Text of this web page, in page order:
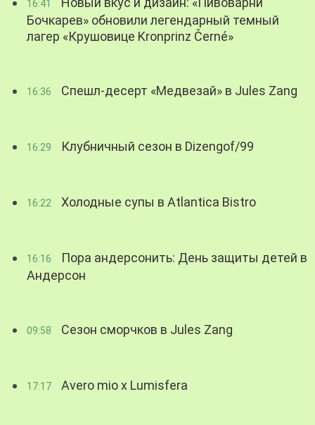
16:41
Бочкарев» обновили легендарный темный
лагер «Крушовице Kronprinz Černé»
16:36 Спешл-десерт «Медвезай» в Jules Zang
16:29 Клубничный сезон в Dizengof/99
16:22 Холодные супы в Atlantica Bistro
16:16
Пора андерсонить: День защиты детей в
Андерсон
09:58 Сезон сморчков в Jules Zang
17:17 Avero mio x Lumisfera